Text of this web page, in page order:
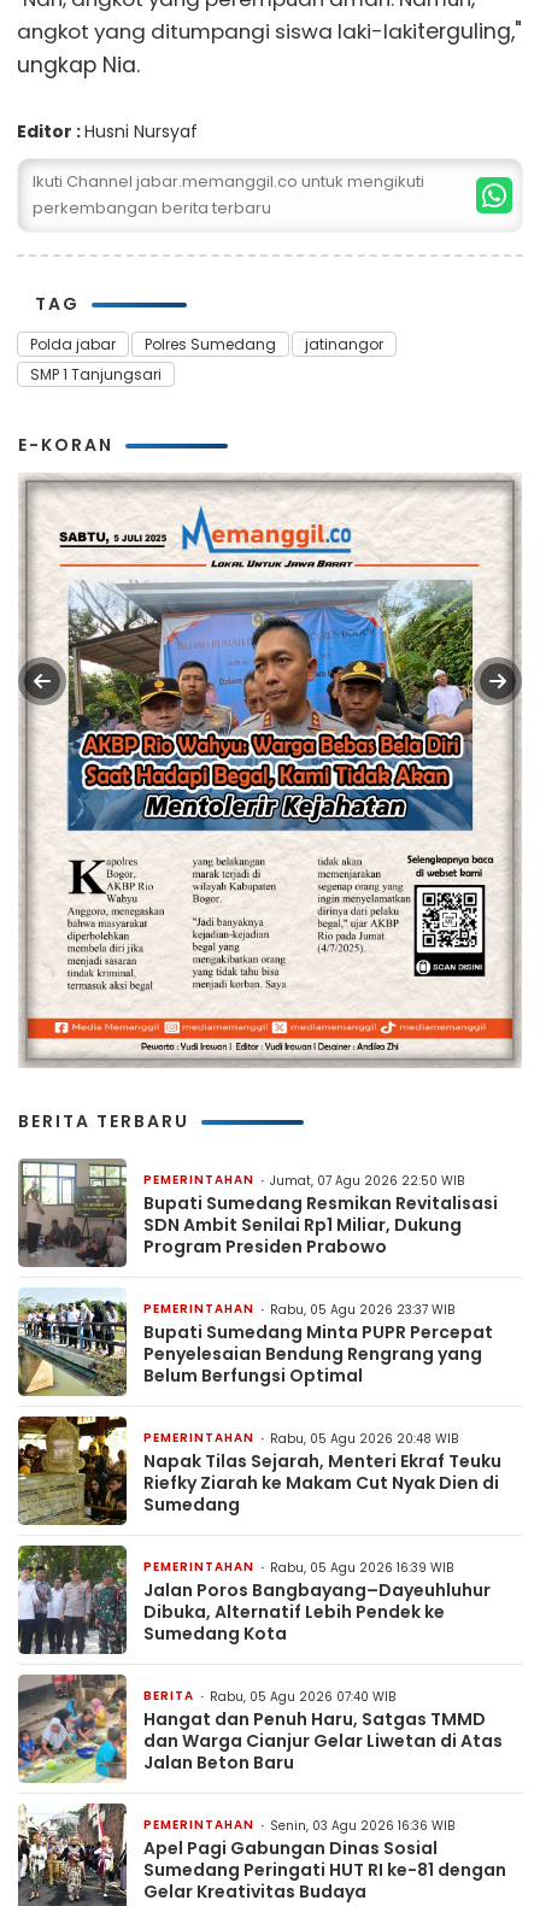
angkot yang ditumpangi siswa laki-lakiterguling,"
ungkap Nia.
Editor :Husni Nursyaf
Ikuti Channel jabar.memanggil.co untuk mengikuti
perkembangan berita terbaru
TAG
Polda jabar Polres Sumedang
jatinangor
SMP 1 Tanjungsari
E-KORAN
BERITA TERBARU
PEMERINTAHAN Jumat, 07 Agu 2026 22:50 WIB
Bupati Sumedang Resmikan Revitalisasi
SDN Ambit Senilai Rp1 Miliar, Dukung
Program Presiden Prabowo
PEMERINTAHAN Rabu, 05 Agu 2026 23:37 WIB
Bupati Sumedang Minta PUPR Percepat
Penyelesaian Bendung Rengrang yang
Belum Berfungsi Optimal
PEMERINTAHAN Rabu, 05 Agu 2026 20:48 WIB
Napak Tilas Sejarah, Menteri Ekraf Teuku
Riefky Ziarah ke Makam Cut Nyak Dien di
Sumedang
PEMERINTAHAN Rabu, 05 Agu 2026 16:39 WIB
Jalan Poros Bangbayang–Dayeuhluhur
Dibuka, Alternatif Lebih Pendek ke
Sumedang Kota
BERITA Rabu, 05 Agu 2026 07:40 WIB
Hangat dan Penuh Haru, Satgas TMMD
dan Warga Cianjur Gelar Liwetan di Atas
Jalan Beton Baru
PEMERINTAHAN Senin, 03 Agu 2026 16:36 WIB
Apel Pagi Gabungan Dinas Sosial
Sumedang Peringati HUT RI ke-81 dengan
Gelar Kreativitas Budaya